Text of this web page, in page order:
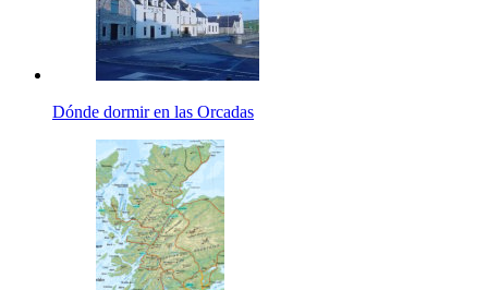
Dónde dormir en las Orcadas